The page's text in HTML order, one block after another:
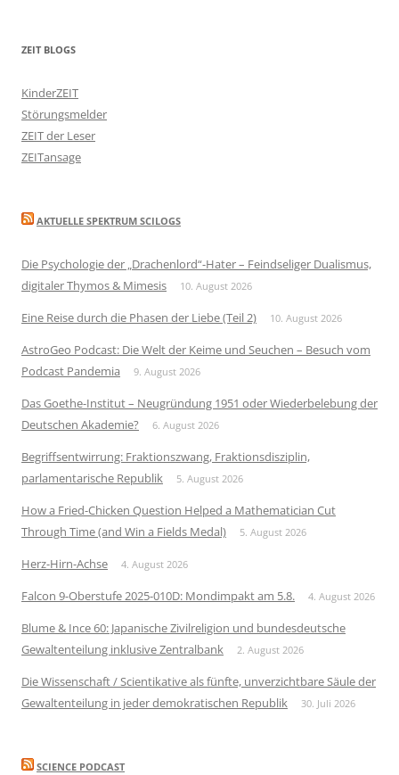
ZEIT BLOGS
KinderZEIT
Störungsmelder
ZEIT der Leser
ZEITansage
AKTUELLE SPEKTRUM SCILOGS
Die Psychologie der „Drachenlord“-Hater – Feindseliger Dualismus,
digitaler Thymos & Mimesis
10. August 2026
Eine Reise durch die Phasen der Liebe (Teil 2) 10. August 2026
AstroGeo Podcast: Die Welt der Keime und Seuchen – Besuch vom
Podcast Pandemia
9. August 2026
Das Goethe-Institut – Neugründung 1951 oder Wiederbelebung der
Deutschen Akademie?
6. August 2026
Begriffsentwirrung: Fraktionszwang, Fraktionsdisziplin,
parlamentarische Republik
5. August 2026
How a Fried-Chicken Question Helped a Mathematician Cut
Through Time (and Win a Fields Medal)
5. August 2026
Herz-Hirn-Achse 4. August 2026
Falcon 9-Oberstufe 2025-010D: Mondimpakt am 5.8. 4. August 2026
Blume & Ince 60: Japanische Zivilreligion und bundesdeutsche
Gewaltenteilung inklusive Zentralbank
2. August 2026
Die Wissenschaft / Scientikative als fünfte, unverzichtbare Säule der
Gewaltenteilung in jeder demokratischen Republik
30. Juli 2026
SCIENCE PODCAST